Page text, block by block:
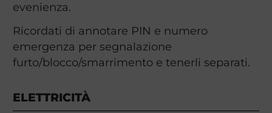
evenienza.
Ricordati di annotare PIN e numero
emergenza per segnalazione
furto/blocco/smarrimento e tenerli separati.
ELETTRICITÀ